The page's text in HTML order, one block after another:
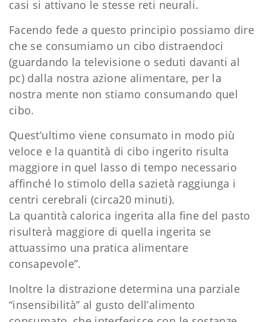
casi si attivano le stesse reti neurali.
Facendo fede a questo principio possiamo dire
che se consumiamo un cibo distraendoci
(guardando la televisione o seduti davanti al
pc) dalla nostra azione alimentare, per la
nostra mente non stiamo consumando quel
cibo.
Quest’ultimo viene consumato in modo più
veloce e la quantità di cibo ingerito risulta
maggiore in quel lasso di tempo necessario
affinché lo stimolo della sazietà raggiunga i
centri cerebrali (circa20 minuti).
La quantità calorica ingerita alla fine del pasto
risulterà maggiore di quella ingerita se
attuassimo una pratica alimentare
consapevole”.
Inoltre la distrazione determina una parziale
“insensibilità” al gusto dell’alimento